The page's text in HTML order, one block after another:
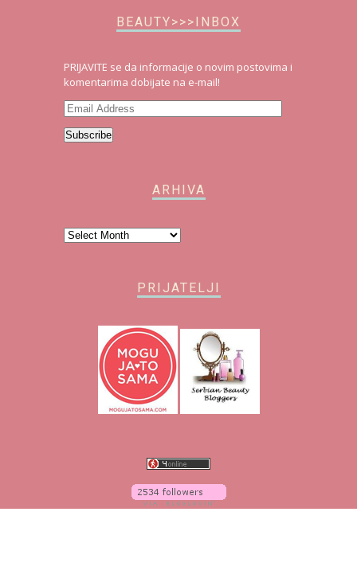
BEAUTY>>>INBOX
PRIJAVITE se da informacije o novim postovima i
komentarima dobijate na e-mail!
Email
Address
Subscribe
ARHIVA
Arhiva
PRIJATELJI